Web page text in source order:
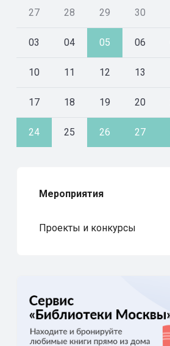
27 28 29 30
03 04 05 06
10 11 12 13
17 18 19 20
24 25 26 27
Мероприятия
Проекты и конкурсы